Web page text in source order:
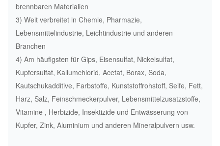
brennbaren Materialien
3) Weit verbreitet in Chemie, Pharmazie,
Lebensmittelindustrie, Leichtindustrie und anderen
Branchen
4) Am häufigsten für Gips, Eisensulfat, Nickelsulfat,
Kupfersulfat, Kaliumchlorid, Acetat, Borax, Soda,
Kautschukadditive, Farbstoffe, Kunststoffrohstoff, Seife, Fett,
Harz, Salz, Feinschmeckerpulver, Lebensmittelzusatzstoffe,
Vitamine , Herbizide, Insektizide und Entwässerung von
Kupfer, Zink, Aluminium und anderen Mineralpulvern usw.